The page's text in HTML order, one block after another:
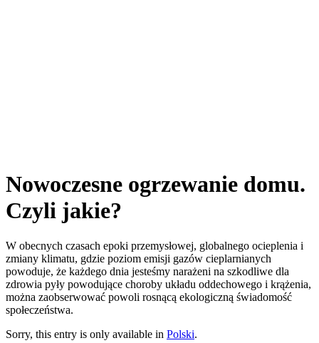
Nowoczesne ogrzewanie domu.
Czyli jakie?
W obecnych czasach epoki przemysłowej, globalnego ocieplenia i
zmiany klimatu, gdzie poziom emisji gazów cieplarnianych
powoduje, że każdego dnia jesteśmy narażeni na szkodliwe dla
zdrowia pyły powodujące choroby układu oddechowego i krążenia,
można zaobserwować powoli rosnącą ekologiczną świadomość
społeczeństwa.
Sorry, this entry is only available in Polski.